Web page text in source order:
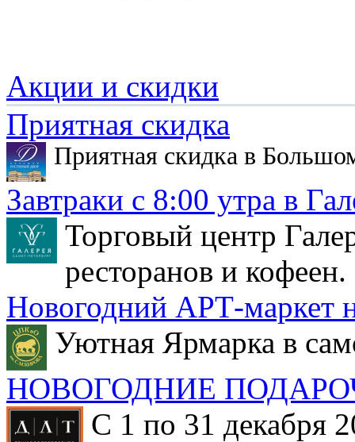
Акции и скидки
Приятная скидка
Приятная скидка в
Завтраки с 8:00 утра в
Торговый центр
ресторанов и кофеен.
Новогодний АРТ-маркет
Уютная Ярмарка в
НОВОГОДНИЕ
С 1 по 31 декабря